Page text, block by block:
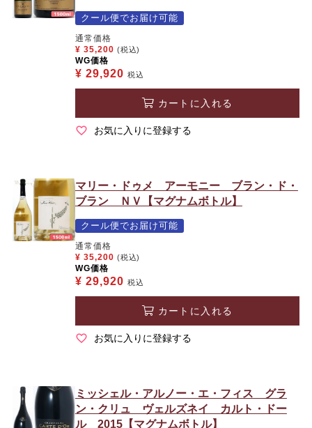
クール便でお届け可能
通常価格
¥ 35,200 (税込)
WG価格
¥ 29,920 税込
カートに入れる
お気に入りに登録する
マリー・ドゥメ アーモニー ブラン・ド・
ブラン ＮＶ【マグナムボトル】
クール便でお届け可能
通常価格
¥ 35,200 (税込)
WG価格
¥ 29,920 税込
カートに入れる
お気に入りに登録する
ミッシェル・アルノー・エ・フィス グラ
ン・クリュ ヴェルズネイ カルト・ドー
ル 2015【マグナムボトル】